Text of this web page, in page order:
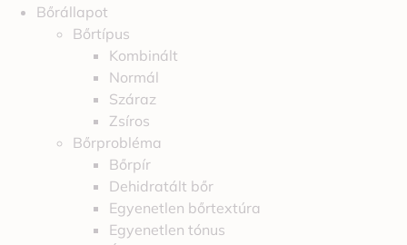
Bőrállapot
Bőrtípus
Kombinált
Normál
Száraz
Zsíros
Bőrprobléma
Bőrpír
Dehidratált bőr
Egyenetlen bőrtextúra
Egyenetlen tónus